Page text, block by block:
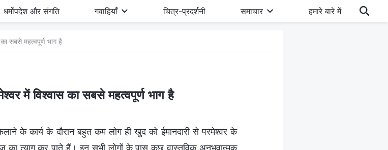
धर्मोपदेश और संगति गवाहियाँ चित्र-प्रदर्शनी समाचार हमारे बारे में
का सबसे महत्‍वपूर्ण भाग है
में विश्‍वास का सबसे महत्‍वपूर्ण भाग है
के कार्य के दौरान बहुत कम लोग ही खुद को ईमानदारी से परमेश्वर के
का त्याग कर पाते हैं। इन सभी लोगों के पास कुछ वास्तविक अनुभवात्मक